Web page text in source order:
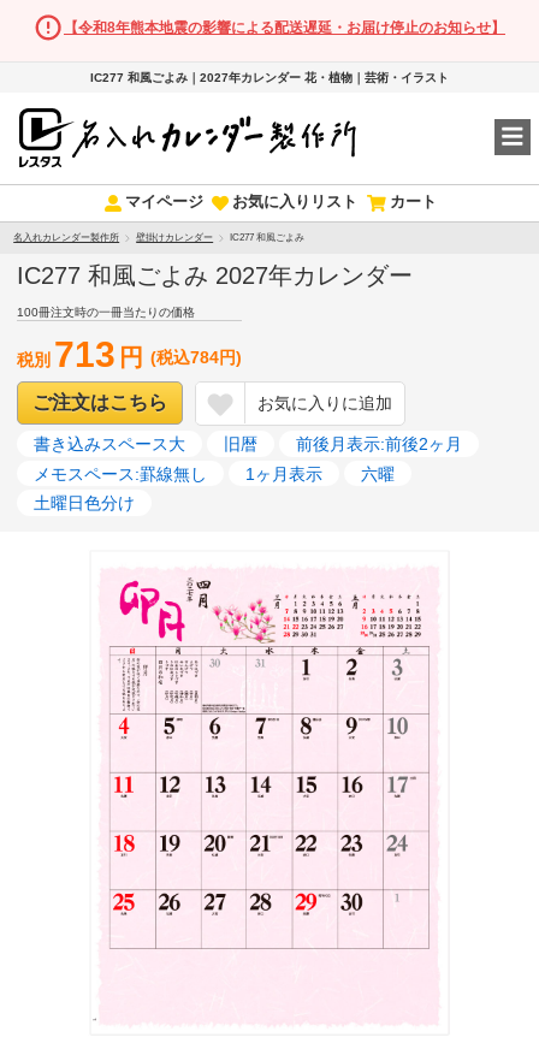
【令和8年熊本地震の影響による配送遅延・お届け停止のお知らせ】
IC277 和風ごよみ｜2027年カレンダー 花・植物｜芸術・イラスト
マイページ お気に入りリスト カート
名入れカレンダー製作所 壁掛けカレンダー IC277 和風ごよみ
IC277 和風ごよみ 2027年カレンダー
100冊注文時の一冊当たりの価格
税別 713 円 (税込784円)
ご注文はこちら お気に入りに追加
書き込みスペース大 旧暦
前後月表示:前後2ヶ月
メモスペース:罫線無し
1ヶ月表示
六曜
土曜日色分け